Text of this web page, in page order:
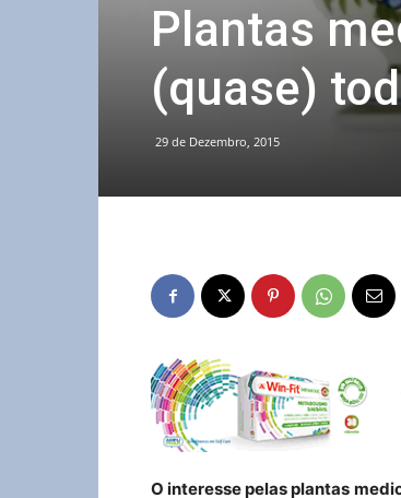
Plantas
(quase)
29 de Dezembro, 2015
O interesse pelas plantas